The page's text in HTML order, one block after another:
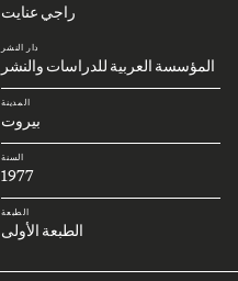
راجي عنايت
دار النشر
المؤسسة العربية للدراسات والنشر
المدينة
بيروت
السنة
1977
الطبعة
الطبعة الأولى